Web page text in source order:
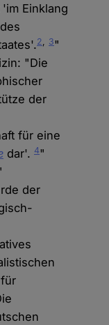
Einklang
2 3"
"Die
der
für eine
dar'.4"
der